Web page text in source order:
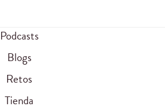
Podcasts
Blogs
Retos
Tienda